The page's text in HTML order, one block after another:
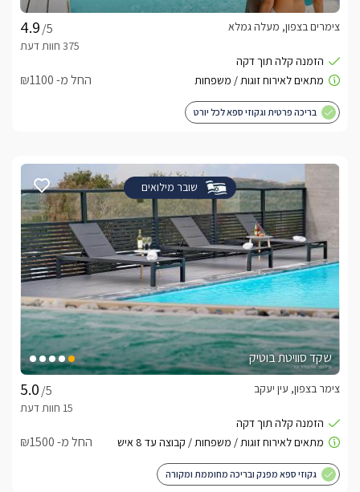
/5
צימרים בצפון, מעלה גמלא
החל מ- ₪1100
בריכה פרטית וגקוזי ספא לכל יורט
שובר מילואים
שקד סוויטת בוטיק
/5
צימר בצפון, עין יעקב
החל מ- ₪1500
גקוזי ספא מפנק ובריכה מחוממת ומקורה